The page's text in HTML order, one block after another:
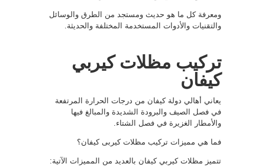
ومعرفة كل ما هو حديث ومستجد من الطرق والوسائل
والتقنيات والأدوات المستخدمة المختلفة والحديثة.
تركيب مظلات كيربي
كيفان
يعاني أهالي دولة كيفان من درجات الحرارة المرتفعة
في فصل الصيف والبرودة الشديدة والمبالغ فيها
والأمطار الغزيرة في فصل الشتاء.
فما هي مميزات تركيب مظلات كيربى كيفان؟
تتميز مظلات كيربي كيفان بالعديد من المميزات الآتية: